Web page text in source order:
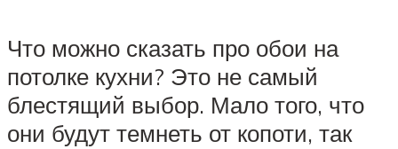
Что можно сказать про обои на
потолке кухни? Это не самый
блестящий выбор. Мало того, что
они будут темнеть от копоти, так